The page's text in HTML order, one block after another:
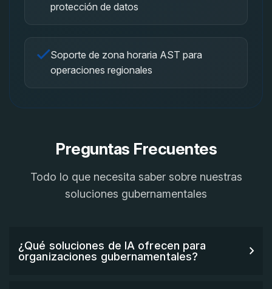
protección de datos
Soporte de zona horaria AST para
operaciones regionales
Preguntas Frecuentes
Todo lo que necesita saber sobre nuestras
soluciones gubernamentales
¿Qué soluciones de IA ofrecen para
organizaciones gubernamentales?